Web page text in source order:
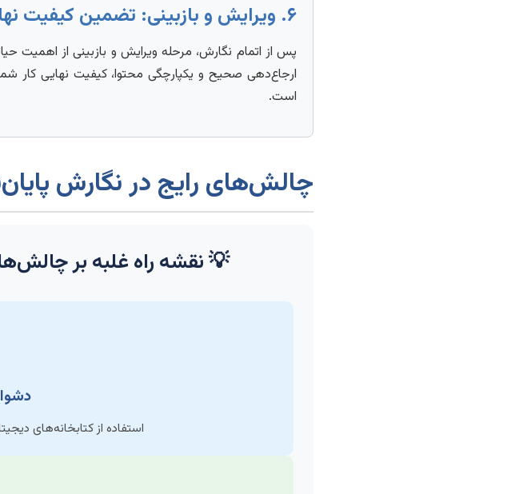
۶. ویرایش و بازبینی: تضمین کیفیت نهایی
پس از اتمام نگارش، مرحله ویرایش و بازبینی از اهمیت
ارجاع‌دهی صحیح و یکپارچگی محتوا، کیفیت نهایی کار
است.
چالش‌های رایج در نگارش
💡 نقشه راه غلبه بر
استفاده از کتابخانه‌های